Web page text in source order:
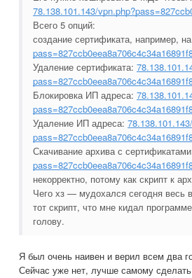
78.138.101.143/
Всего 5 опций:
создание сертификата, например,
Удаление сертификата:
Блокировка ИП адреса:
Удаление ИП адреса:
Скачивание архива с
некорректно, потому как скрипт к
Чего хз — мудохался сегодня весь
тот скрипт, что мне кидал
голову.
Я был очень наивен и верил всем два
Сейчас уже нет, лучше самому